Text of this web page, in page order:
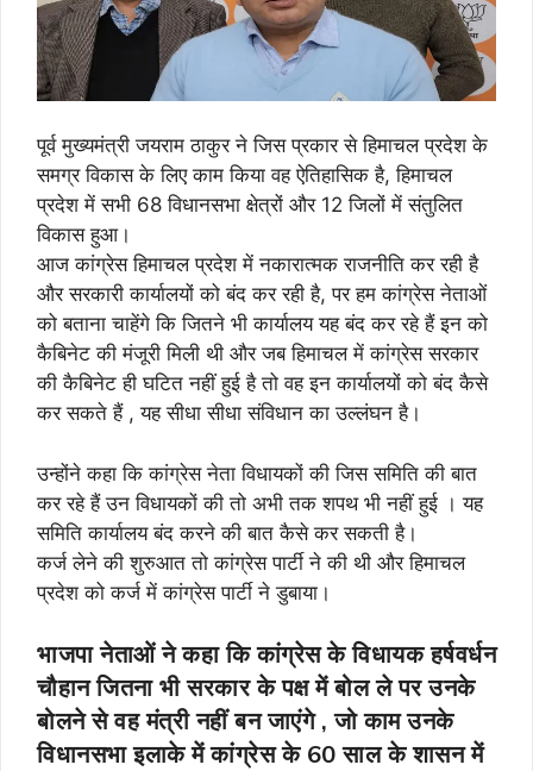
पूर्व मुख्यमंत्री जयराम ठाकुर ने जिस प्रकार से हिमाचल प्रदेश के
समग्र विकास के लिए काम किया वह ऐतिहासिक है, हिमाचल
प्रदेश में सभी 68 विधानसभा क्षेत्रों और 12 जिलों में संतुलित
विकास हुआ।
आज कांग्रेस हिमाचल प्रदेश में नकारात्मक राजनीति कर रही है
और सरकारी कार्यालयों को बंद कर रही है, पर हम कांग्रेस नेताओं
को बताना चाहेंगे कि जितने भी कार्यालय यह बंद कर रहे हैं इन को
कैबिनेट की मंजूरी मिली थी और जब हिमाचल में कांग्रेस सरकार
की कैबिनेट ही घटित नहीं हुई है तो वह इन कार्यालयों को बंद कैसे
कर सकते हैं , यह सीधा सीधा संविधान का उल्लंघन है।
उन्होंने कहा कि कांग्रेस नेता विधायकों की जिस समिति की बात
कर रहे हैं उन विधायकों की तो अभी तक शपथ भी नहीं हुई । यह
समिति कार्यालय बंद करने की बात कैसे कर सकती है।
कर्ज लेने की शुरुआत तो कांग्रेस पार्टी ने की थी और हिमाचल
प्रदेश को कर्ज में कांग्रेस पार्टी ने डुबाया।
भाजपा नेताओं ने कहा कि कांग्रेस के विधायक हर्षवर्धन
चौहान जितना भी सरकार के पक्ष में बोल ले पर उनके
बोलने से वह मंत्री नहीं बन जाएंगे , जो काम उनके
विधानसभा इलाके में कांग्रेस के 60 साल के शासन में